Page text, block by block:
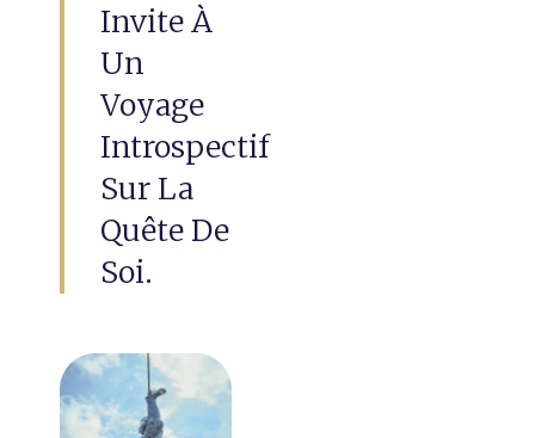
Invite À
Un
Voyage
Introspectif
Sur La
Quête De
Soi.